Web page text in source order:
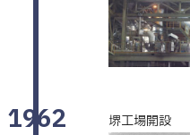
1962 堺工場開設